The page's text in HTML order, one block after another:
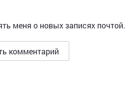
меня о новых записях почтой.